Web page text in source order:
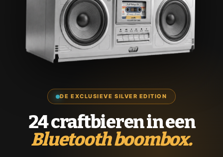
DE EXCLUSIEVE SILVER EDITION
24 craftbieren in een
Bluetooth boombox.